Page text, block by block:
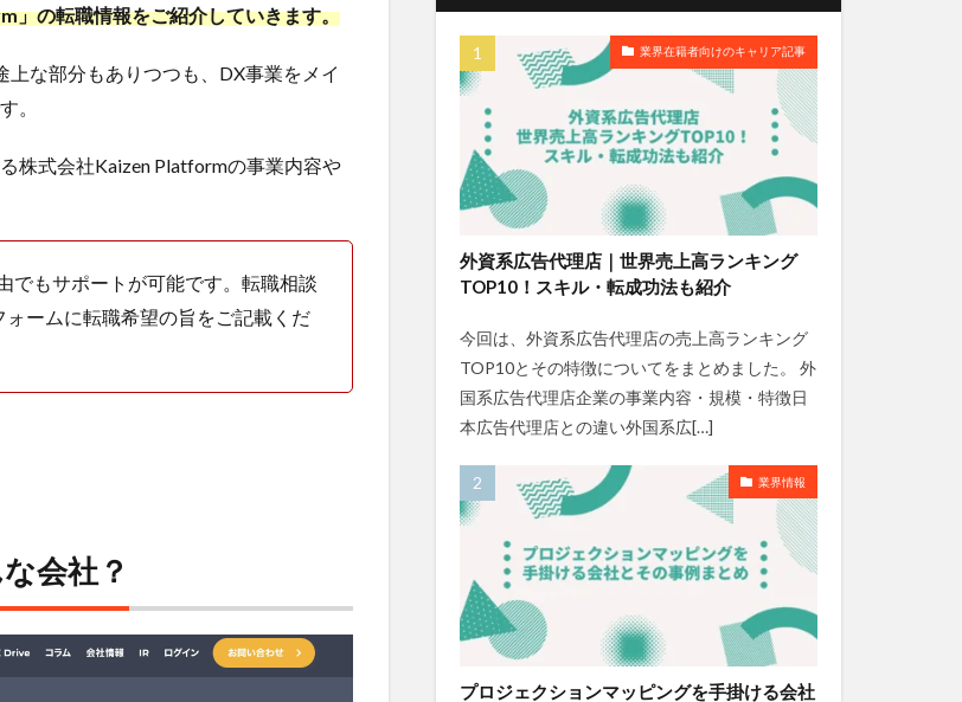
」の転職情報をご紹介していきます。
な部分もありつつも、DX事業をメイ
。
株式会社Kaizen Platformの事業内容や
でもサポートが可能です。転職相談
ォームに転職希望の旨をご記載くだ
会社？
業界在籍者向けのキャリア記事
外資系広告代理店｜世界売上高ランキング
TOP10！スキル・転成功法も紹介
今回は、外資系広告代理店の売上高ランキング
TOP10とその特徴についてをまとめました。 外
国系広告代理店企業の事業内容・規模・特徴日
本広告代理店との違い外国系広[…]
業界情報
プロジェクションマッピングを手掛ける会社